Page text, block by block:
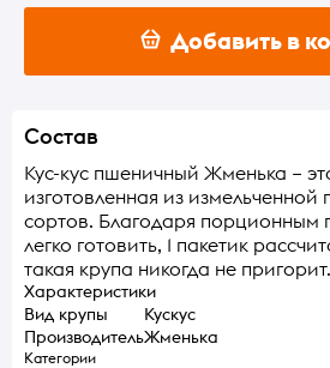
Добавить в
Состав
Кус-кус пшеничный Жменька –
изготовленная из
сортов. Благодаря порционным
легко готовить, 1 пакетик
такая крупа никогда не пригорит.
Характеристики
Вид крупы
Кускус
ПроизводительЖменька
Категории